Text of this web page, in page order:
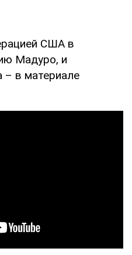
США в
Мадуро, и
– в материале